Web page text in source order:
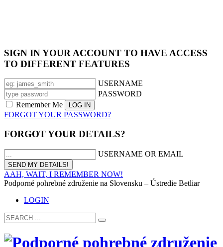
SIGN IN YOUR ACCOUNT TO HAVE ACCESS
TO DIFFERENT FEATURES
USERNAME
PASSWORD
Remember Me
FORGOT YOUR PASSWORD?
FORGOT YOUR DETAILS?
USERNAME OR EMAIL
AAH, WAIT, I REMEMBER NOW!
Podporné pohrebné združenie na Slovensku – Ústredie Betliar
LOGIN